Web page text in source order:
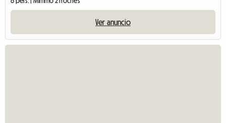
Ver anuncio